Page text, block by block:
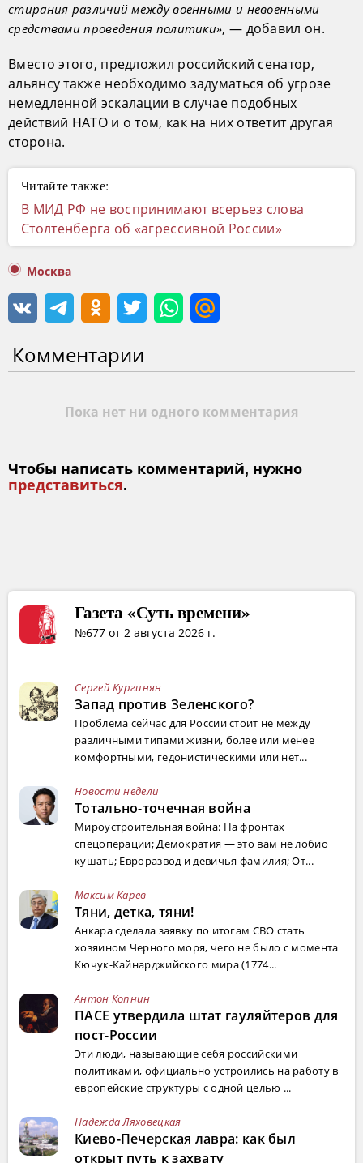
стирания различий между военными и невоенными
средствами проведения политики», — добавил он.
Вместо этого, предложил российский сенатор,
альянсу также необходимо задуматься об угрозе
немедленной эскалации в случае подобных
действий НАТО и о том, как на них ответит другая
сторона.
Читайте также:
В МИД РФ не воспринимают всерьез слова
Столтенберга об «агрессивной России»
Москва
Комментарии
Пока нет ни одного комментария
Чтобы написать комментарий, нужно
представиться.
Газета «Суть времени»
№677 от 2 августа 2026 г.
Сергей Кургинян
Запад против Зеленского?
Проблема сейчас для России стоит не между
различными типами жизни, более или менее
комфортными, гедонистическими или нет...
Новости недели
Тотально-точечная война
Мироустроительная война: На фронтах
спецоперации; Демократия — это вам не лобио
кушать; Евроразвод и девичья фамилия; От...
Максим Карев
Тяни, детка, тяни!
Анкара сделала заявку по итогам СВО стать
хозяином Черного моря, чего не было с момента
Кючук-Кайнарджийского мира (1774...
Антон Копнин
ПАСЕ утвердила штат гауляйтеров для
пост-России
Эти люди, называющие себя российскими
политиками, официально устроились на работу в
европейские структуры с одной целью ...
Надежда Ляховецкая
Киево-Печерская лавра: как был
открыт путь к захвату